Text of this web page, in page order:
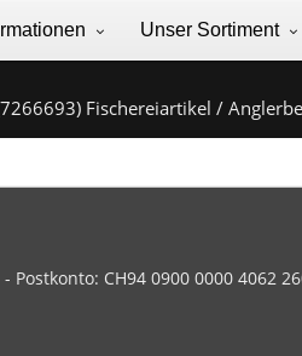
Unser Sortiment
Fischereiartikel /
CH94 0900 0000 4062